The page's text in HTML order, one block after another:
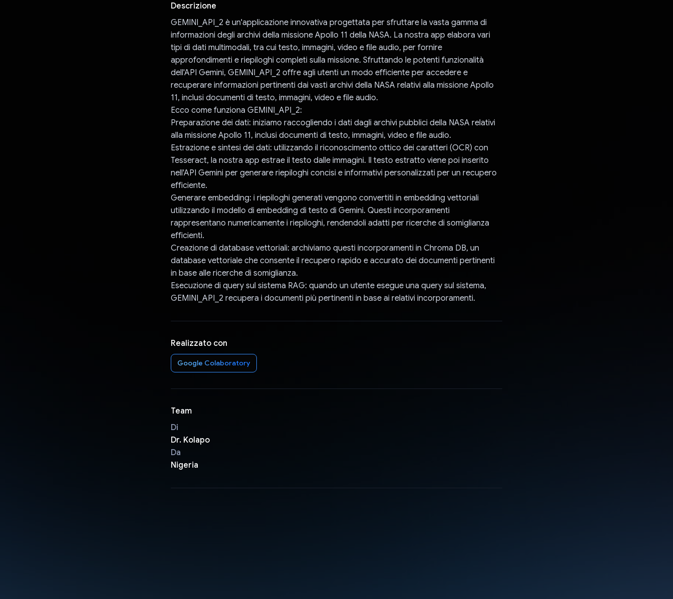
Descrizione
GEMINI_API_2 è un'applicazione innovativa progettata per sfruttare la vasta gamma di
informazioni degli archivi della missione Apollo 11 della NASA. La nostra app elabora vari
tipi di dati multimodali, tra cui testo, immagini, video e file audio, per fornire
approfondimenti e riepiloghi completi sulla missione. Sfruttando le potenti funzionalità
dell'API Gemini, GEMINI_API_2 offre agli utenti un modo efficiente per accedere e
recuperare informazioni pertinenti dai vasti archivi della NASA relativi alla missione Apollo
11, inclusi documenti di testo, immagini, video e file audio.
Ecco come funziona GEMINI_API_2:
Preparazione dei dati: iniziamo raccogliendo i dati dagli archivi pubblici della NASA relativi
alla missione Apollo 11, inclusi documenti di testo, immagini, video e file audio.
Estrazione e sintesi dei dati: utilizzando il riconoscimento ottico dei caratteri (OCR) con
Tesseract, la nostra app estrae il testo dalle immagini. Il testo estratto viene poi inserito
nell'API Gemini per generare riepiloghi concisi e informativi personalizzati per un recupero
efficiente.
Generare embedding: i riepiloghi generati vengono convertiti in embedding vettoriali
utilizzando il modello di embedding di testo di Gemini. Questi incorporamenti
rappresentano numericamente i riepiloghi, rendendoli adatti per ricerche di somiglianza
efficienti.
Creazione di database vettoriali: archiviamo questi incorporamenti in Chroma DB, un
database vettoriale che consente il recupero rapido e accurato dei documenti pertinenti
in base alle ricerche di somiglianza.
Esecuzione di query sul sistema RAG: quando un utente esegue una query sul sistema,
GEMINI_API_2 recupera i documenti più pertinenti in base ai relativi incorporamenti.
Realizzato con
Google Colaboratory
Team
Di
Dr. Kolapo
Da
Nigeria